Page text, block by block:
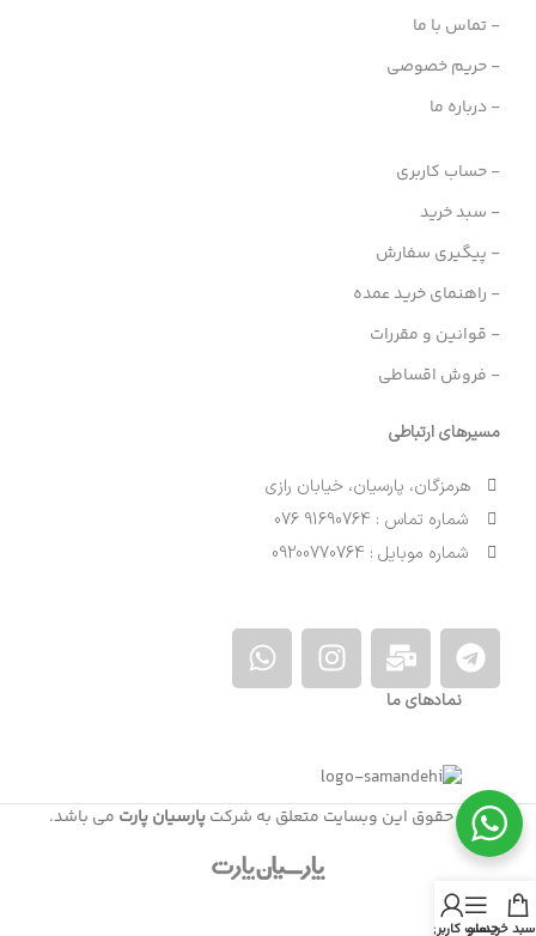
- تماس با ما
- حریم خصوصی
- درباره ما
- حساب کاربری
- سبد خرید
- پیگیری سفارش
- راهنمای خرید عمده
- قوانین و مقررات
- فروش اقساطی
مسیرهای ارتباطی
هرمزگان، پارسیان، خیابان رازی
شماره تماس : 91690764 076
شماره موبایل : 09200770764
نمادهای ما
کلیه حقوق این وبسایت متعلق به شرکتپارسیان پارت می باشد.
سبد خریدمنو
حساب کاربری من